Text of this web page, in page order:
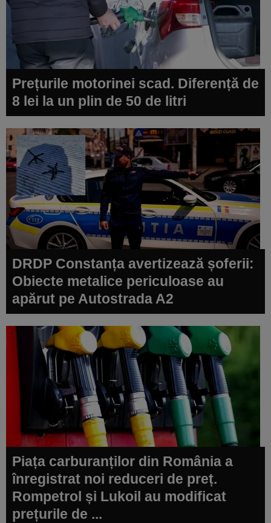
Prețurile motorinei scad. Diferență de
8 lei la un plin de 50 de litri
DRDP Constanța avertizează șoferii:
Obiecte metalice periculoase au
apărut pe Autostrada A2
Piața carburanților din România a
înregistrat noi reduceri de preț.
Rompetrol și Lukoil au modificat
prețurile de ...